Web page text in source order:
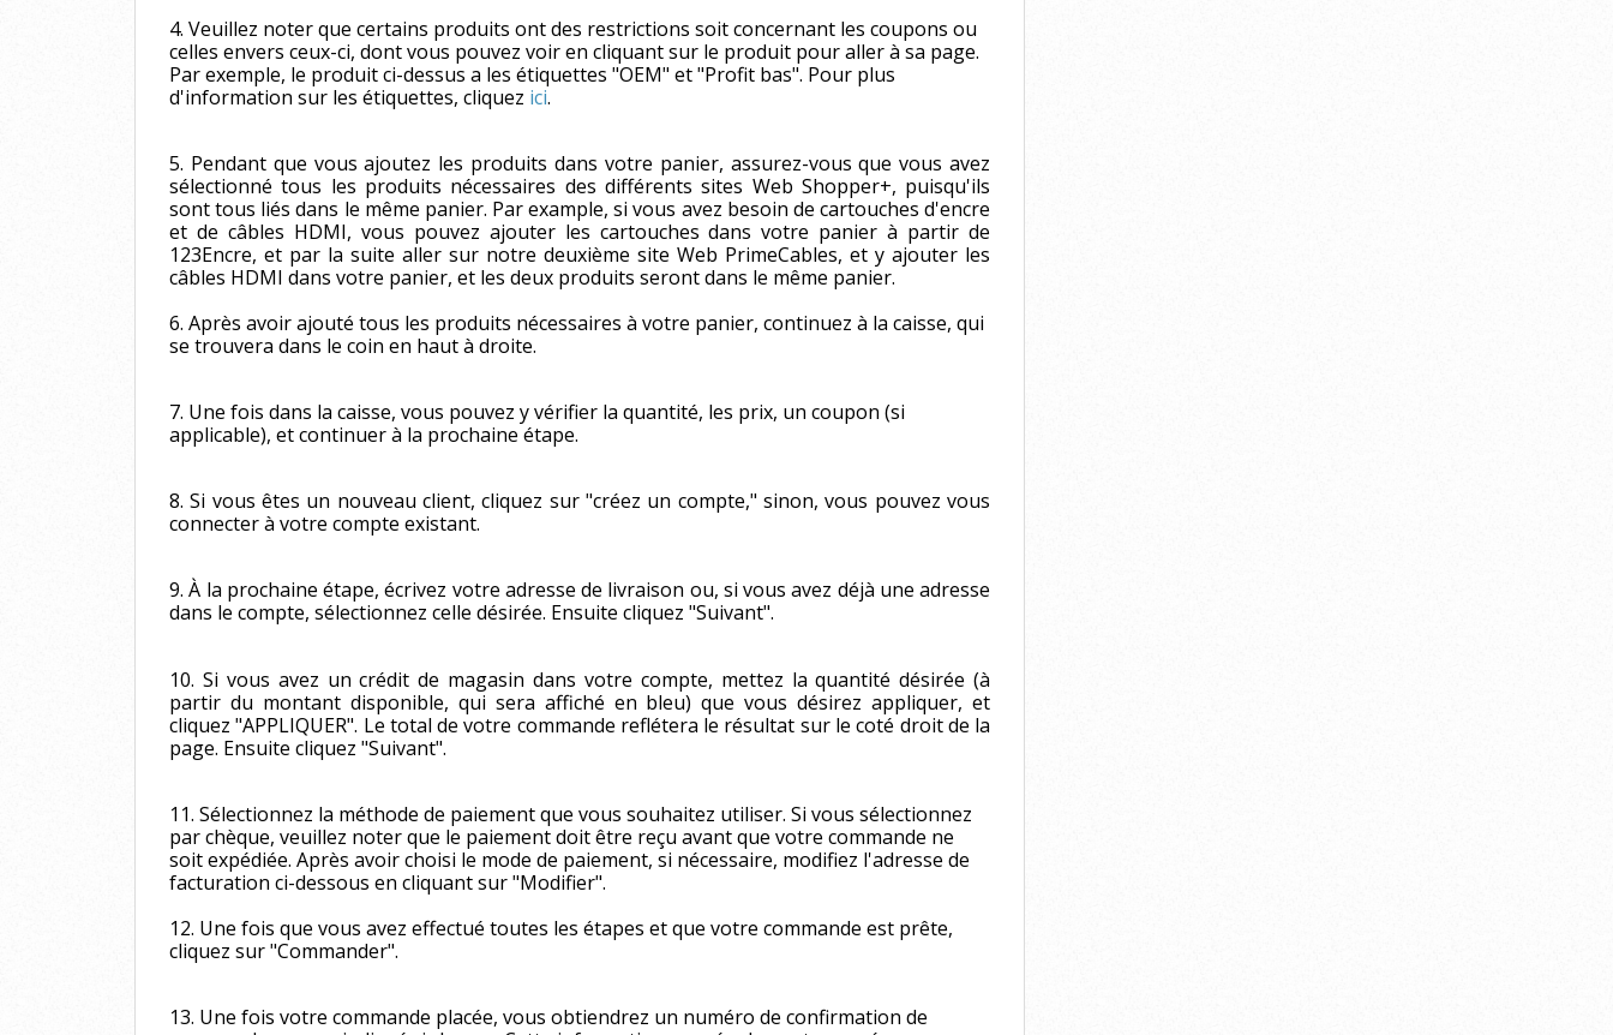
4. Veuillez noter que certains produits ont des restrictions soit concernant les coupons ou
celles envers ceux-ci, dont vous pouvez voir en cliquant sur le produit pour aller à sa page.
Par exemple, le produit ci-dessus a les étiquettes "OEM" et "Profit bas". Pour plus
d'information sur les étiquettes, cliquez ici.
5. Pendant que vous ajoutez les produits dans votre panier, assurez-vous que vous avez
sélectionné tous les produits nécessaires des différents sites Web Shopper+, puisqu'ils
sont tous liés dans le même panier. Par example, si vous avez besoin de cartouches d'encre
et de câbles HDMI, vous pouvez ajouter les cartouches dans votre panier à partir de
123Encre, et par la suite aller sur notre deuxième site Web PrimeCables, et y ajouter les
câbles HDMI dans votre panier, et les deux produits seront dans le même panier.
6. Après avoir ajouté tous les produits nécessaires à votre panier, continuez à la caisse, qui
se trouvera dans le coin en haut à droite.
7. Une fois dans la caisse, vous pouvez y vérifier la quantité, les prix, un coupon (si
applicable), et continuer à la prochaine étape.
8. Si vous êtes un nouveau client, cliquez sur "créez un compte," sinon, vous pouvez vous
connecter à votre compte existant.
9. À la prochaine étape, écrivez votre adresse de livraison ou, si vous avez déjà une adresse
dans le compte, sélectionnez celle désirée. Ensuite cliquez "Suivant".
10. Si vous avez un crédit de magasin dans votre compte, mettez la quantité désirée (à
partir du montant disponible, qui sera affiché en bleu) que vous désirez appliquer, et
cliquez "APPLIQUER". Le total de votre commande reflétera le résultat sur le coté droit de la
page. Ensuite cliquez "Suivant".
11. Sélectionnez la méthode de paiement que vous souhaitez utiliser. Si vous sélectionnez
par chèque, veuillez noter que le paiement doit être reçu avant que votre commande ne
soit expédiée. Après avoir choisi le mode de paiement, si nécessaire, modifiez l'adresse de
facturation ci-dessous en cliquant sur "Modifier".
12. Une fois que vous avez effectué toutes les étapes et que votre commande est prête,
cliquez sur "Commander".
13. Une fois votre commande placée, vous obtiendrez un numéro de confirmation de